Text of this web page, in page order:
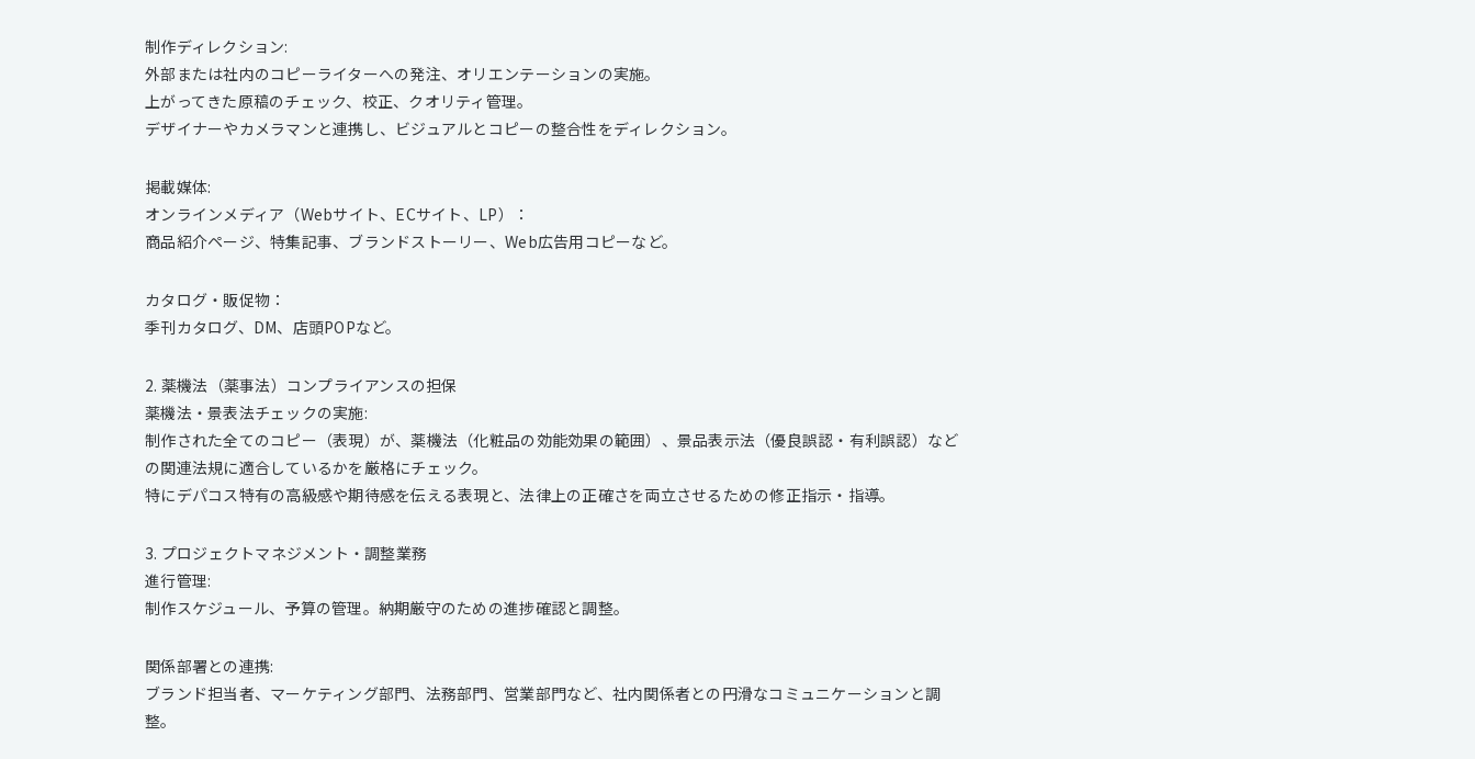
制作ディレクション:
外部または社内のコピーライターへの発注、オリエンテーションの実施。
上がってきた原稿のチェック、校正、クオリティ管理。
デザイナーやカメラマンと連携し、ビジュアルとコピーの整合性をディレクション。
掲載媒体:
オンラインメディア（Webサイト、ECサイト、LP）：
商品紹介ページ、特集記事、ブランドストーリー、Web広告用コピーなど。
カタログ・販促物：
季刊カタログ、DM、店頭POPなど。
2. 薬機法（薬事法）コンプライアンスの担保
薬機法・景表法チェックの実施:
制作された全てのコピー（表現）が、薬機法（化粧品の効能効果の範囲）、景品表示法（優良誤認・有利誤認）など
の関連法規に適合しているかを厳格にチェック。
特にデパコス特有の高級感や期待感を伝える表現と、法律上の正確さを両立させるための修正指示・指導。
3. プロジェクトマネジメント・調整業務
進行管理:
制作スケジュール、予算の管理。納期厳守のための進捗確認と調整。
関係部署との連携:
ブランド担当者、マーケティング部門、法務部門、営業部門など、社内関係者との円滑なコミュニケーションと調
整。